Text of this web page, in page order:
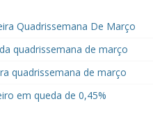
Quadrissemana De Março
quadrissemana de março
quadrissemana de março
em queda de 0,45%